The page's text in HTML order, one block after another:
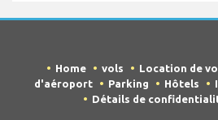
Home vols Location de
d'aéroport
Parking Hôtels
Détails de